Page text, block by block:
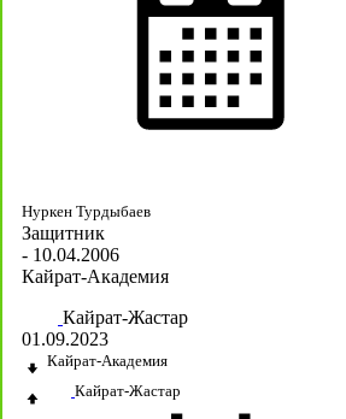
Нуркен Турдыбаев
Защитник
- 10.04.2006
Кайрат-Академия
Кайрат-Жастар
01.09.2023
Кайрат-Академия
Кайрат-Жастар